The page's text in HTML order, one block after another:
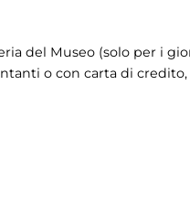
del Museo (solo per i
o con carta di